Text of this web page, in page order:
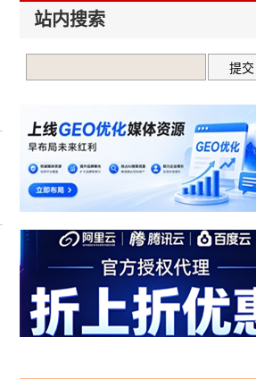
站内搜索